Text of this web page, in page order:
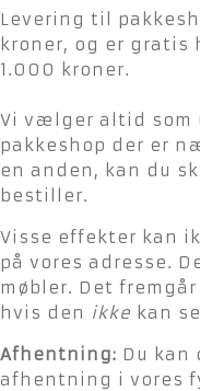
Levering til
kroner, og er gratis
1.000 kroner.
Vi vælger altid som
pakkeshop der er
en anden, kan du
bestiller.
Visse effekter kan
på vores adresse.
møbler. Det
hvis den ikke kan
Afhentning: Du
afhentning i vores